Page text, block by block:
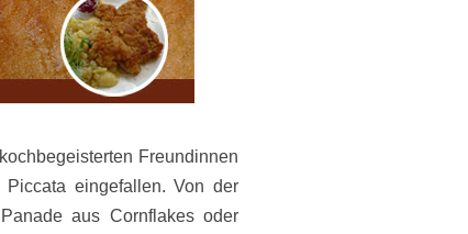
Freundinnen
Piccata eingefallen. Von der
aus Cornflakes oder